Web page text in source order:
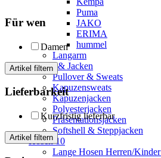
Puma
JAKO
ERIMA
hummel
Langarm
Sweats & Jacken
Pullover & Sweats
Kapuzensweats
Kapuzenjacken
Polyesterjacken
Präsentationsjacken
Softshell & Steppjacken
Hosen 10
Lange Hosen Herren/Kinder
Für wen
Damen
Artikel filtern
Lieferbarkeit
Kurzfristig lieferbar
Artikel filtern